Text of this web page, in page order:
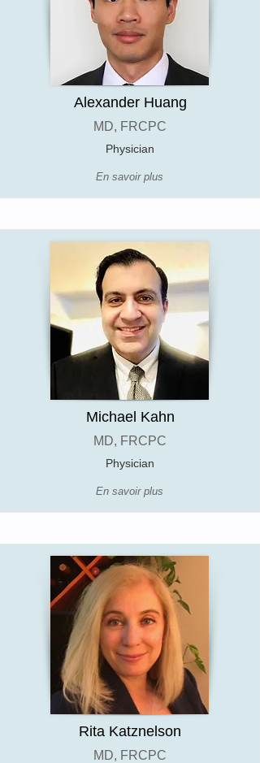
Alexander Huang
MD, FRCPC
Physician
En savoir plus
Michael Kahn
MD, FRCPC
Physician
En savoir plus
Rita Katznelson
MD, FRCPC